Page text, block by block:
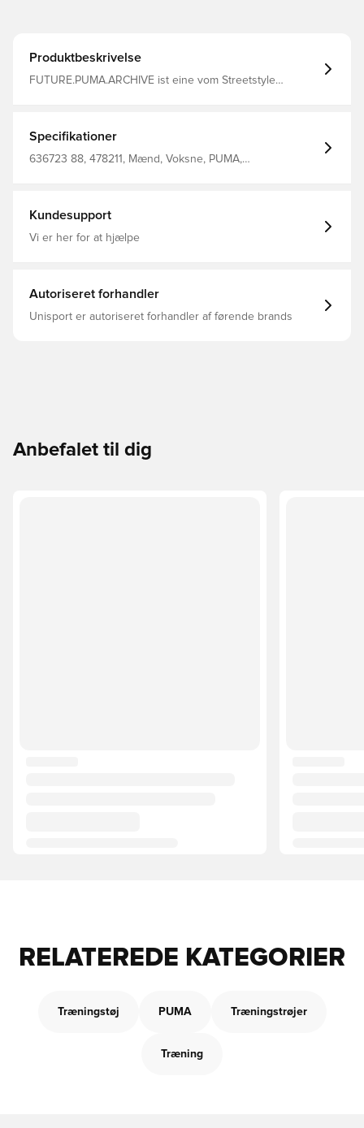
Produktbeskrivelse
FUTURE.PUMA.ARCHIVE ist eine vom Streetstyle
Terrace Culture. Entworfen für: Lifestyle by PUMA
Passform: Relaxed Länge: Regulär Ausschnitt:
Rundhalsausschnitt Hauptmaterial: Doubleface-Jacquard
Specifikationer
636723 88, 478211, Mænd, Voksne, PUMA,
Kundesupport
Vi er her for at hjælpe
Autoriseret forhandler
Unisport er autoriseret forhandler af førende brands
Anbefalet til dig
RELATEREDE KATEGORIER
Træningstøj PUMA Træningstrøjer
Træning